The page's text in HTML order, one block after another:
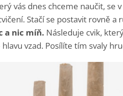
vás dnes chceme naučit, se
Stačí se postavit rovně
a nic míň. Následuje cvik,
vzad. Posílíte tím svaly